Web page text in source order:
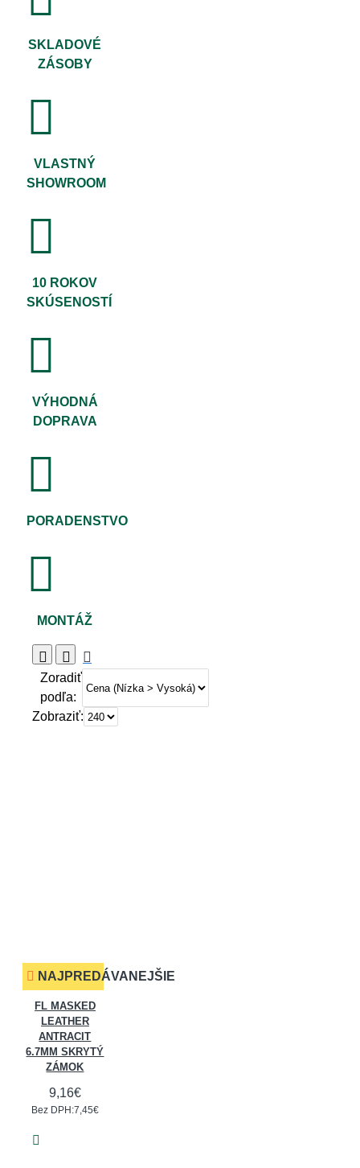
SKLADOVÉ
ZÁSOBY
VLASTNÝ
SHOWROOM
10 ROKOV
SKÚSENOSTÍ
VÝHODNÁ
DOPRAVA
PORADENSTVO
MONTÁŽ
Zoradiť
podľa:
Zobraziť:
NAJPREDÁVANEJŠIE
FL MASKED
LEATHER
ANTRACIT
6.7MM SKRYTÝ
ZÁMOK
9,16€
Bez DPH:7,45€